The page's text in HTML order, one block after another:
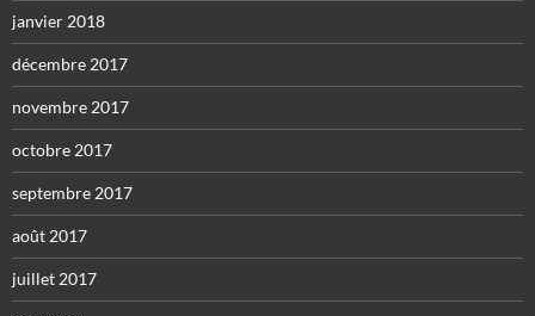
janvier 2018
décembre 2017
novembre 2017
octobre 2017
septembre 2017
août 2017
juillet 2017